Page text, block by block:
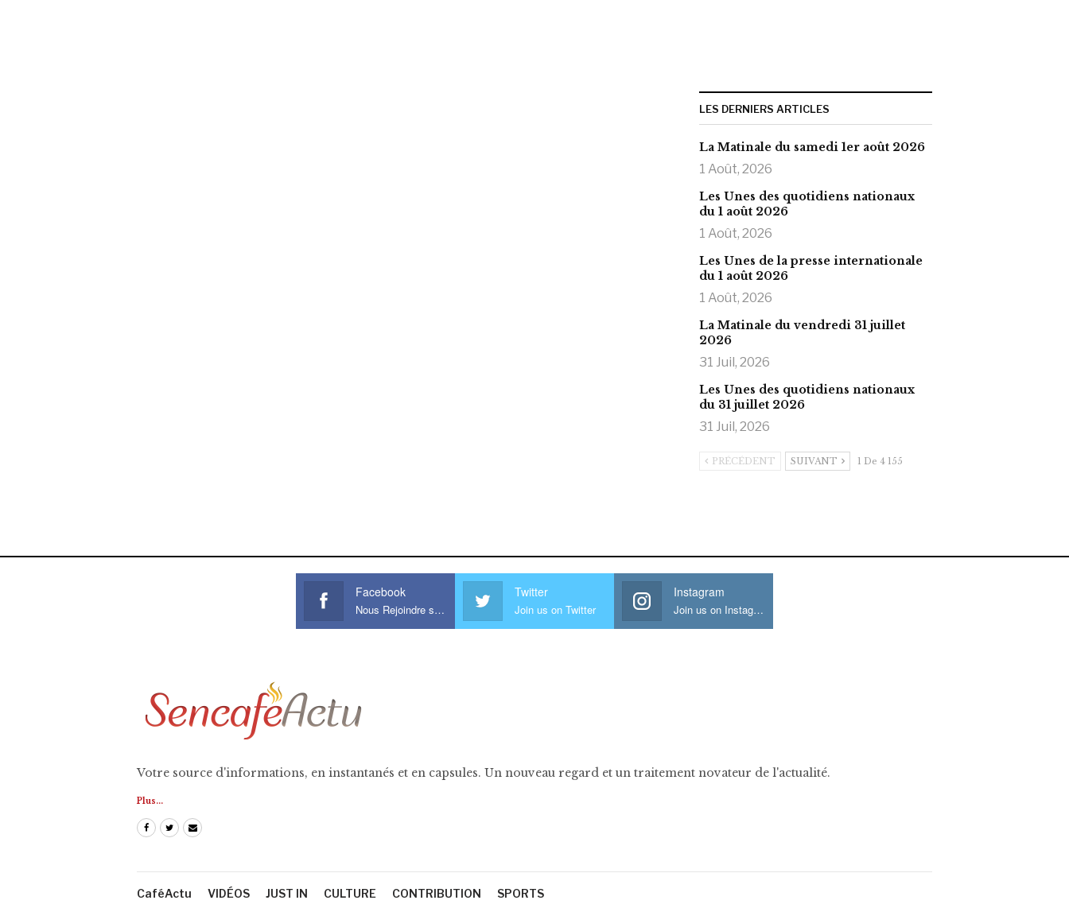
LES DERNIERS ARTICLES
La Matinale du samedi 1er août 2026
1 Août, 2026
Les Unes des quotidiens nationaux
du 1 août 2026
1 Août, 2026
Les Unes de la presse internationale
du 1 août 2026
1 Août, 2026
La Matinale du vendredi 31 juillet
2026
31 Juil, 2026
Les Unes des quotidiens nationaux
du 31 juillet 2026
31 Juil, 2026
PRÉCÉDENT SUIVANT 1 De 4 155
Facebook
Nous Rejoindre sur Facebook
Twitter
Join us on Twitter
Instagram
Join us on Instagram
Votre source d'informations, en instantanés et en capsules. Un nouveau regard et un traitement novateur de l'actualité.
Plus...
CaféActu VIDÉOS JUST IN CULTURE CONTRIBUTION SPORTS